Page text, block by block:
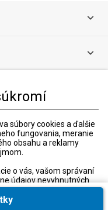
súbory cookies a ďalšie
fungovania, meranie
obsahu a reklamy
o vás, vašom správaní
údajov nevyhnutných
smyk.com. Tieto
zmenou